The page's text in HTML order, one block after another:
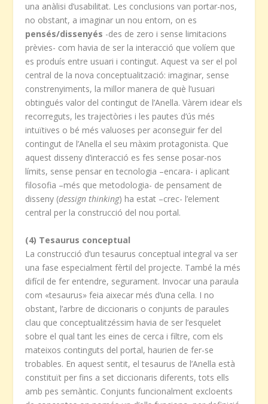
una anàlisi d’usabilitat. Les conclusions van portar-nos,
no obstant, a imaginar un nou entorn, on es
pensés/dissenyés -des de zero i sense limitacions
prèvies- com havia de ser la interacció que volíem que
es produís entre usuari i contingut. Aquest va ser el pol
central de la nova conceptualització: imaginar, sense
constrenyiments, la millor manera de què l’usuari
obtingués valor del contingut de l’Anella. Vàrem idear els
recorreguts, les trajectòries i les pautes d’ús més
intuïtives o bé més valuoses per aconseguir fer del
contingut de l’Anella el seu màxim protagonista. Que
aquest disseny d’interacció es fes sense posar-nos
límits, sense pensar en tecnologia –encara- i aplicant
filosofia –més que metodologia- de pensament de
disseny (dessign thinking) ha estat –crec- l’element
central per la construcció del nou portal.
(4) Tesaurus conceptual
La construcció d’un tesaurus conceptual integral va ser
una fase especialment fèrtil del projecte. També la més
difícil de fer entendre, segurament. Invocar una paraula
com «tesaurus» feia aixecar més d’una cella. I no
obstant, l’arbre de diccionaris o conjunts de paraules
clau que conceptualitzéssim havia de ser l’esquelet
sobre el qual tant les eines de cerca i filtre, com els
mateixos continguts del portal, haurien de fer-se
trobables. En aquest sentit, el tesaurus de l’Anella està
constituït per fins a set diccionaris diferents, tots ells
amb pes semàntic. Conjunts funcionalment excloents